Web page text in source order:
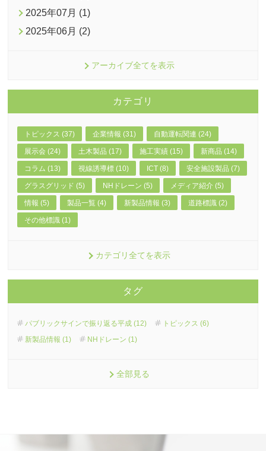
2025年07月 (1)
2025年06月 (2)
アーカイブ全てを表示
カテゴリ
トピックス (37) 企業情報 (31) 自動運転関連 (24)
展示会 (24) 土木製品 (17) 施工実績 (15) 新商品 (14)
コラム (13) 視線誘導標 (10) ICT (8) 安全施設製品 (7)
グラスグリッド (5) NHドレーン (5) メディア紹介 (5)
情報 (5) 製品一覧 (4) 新製品情報 (3) 道路標識 (2)
その他標識 (1)
カテゴリ全てを表示
タグ
パブリックサインで振り返る平成 (12)
トピックス (6)
新製品情報 (1)
NHドレーン (1)
全部見る